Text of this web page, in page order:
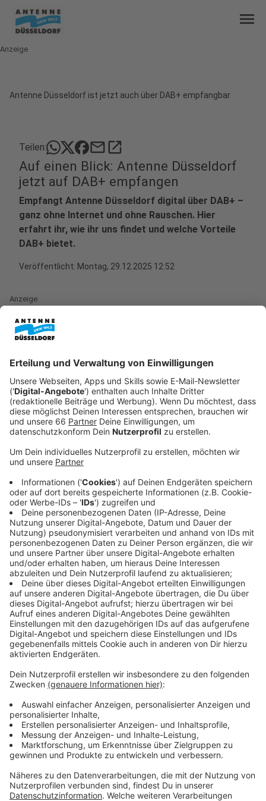
menu
Anzeige
Antenne Düsseldorf ist jetzt auch über DAB+ empfangbar
Teilen: mailopen_in_new
Auf einen Blick: Antenne Düsseldorf
jetzt auf DAB+ empfangen
Empfangt Antenne Düsseldorf digital über DAB+ –
ganz ohne Internet und ohne Rauschen. Hier
erfahrt ihr, wie ihr uns findet und welche Vorteile
DAB+ bietet.
Veröffentlicht: Montag, 29.12.2025 12:52
Anzeige
Seit Dezember 2025 könnt ihr unser Programm auch
Audioqualität ganz ohne Internet. Oft ist dafür nicht
einmal der Kauf eines neuen Empfängers notwendig. In
vielen neuen Auto-, Küchen- oder Wohnzimmerradios
ist DAB+ bereits integriert.
Anzeige
Wie finde ich Antenne Düsseldorf auf DAB+?
Anzeige
Führt einfach einen vollständigen Sendersuchlauf
durch. Bei den meisten Geräten findet ihr diese
Funktion direkt im Menü. Nach dem Suchlauf sollte
Antenne Düsseldorf in eurer Senderliste erscheinen.
Viele Autoradios führen automatisch einen
Sendersuchlauf durch.In diesem Fall taucht unser
Sender in der Liste auf, ohne dass ihr etwas tun müsst.
Sollte das nicht der Fall sein, führt den
Sendersuchlauf manuell durch.
Anzeige
Welche Vorteile hat DAB+?
Anzeige
Die bisherigen Empfangsprobleme sind mit DAB+
Geschichte. Besonders am Rand unseres